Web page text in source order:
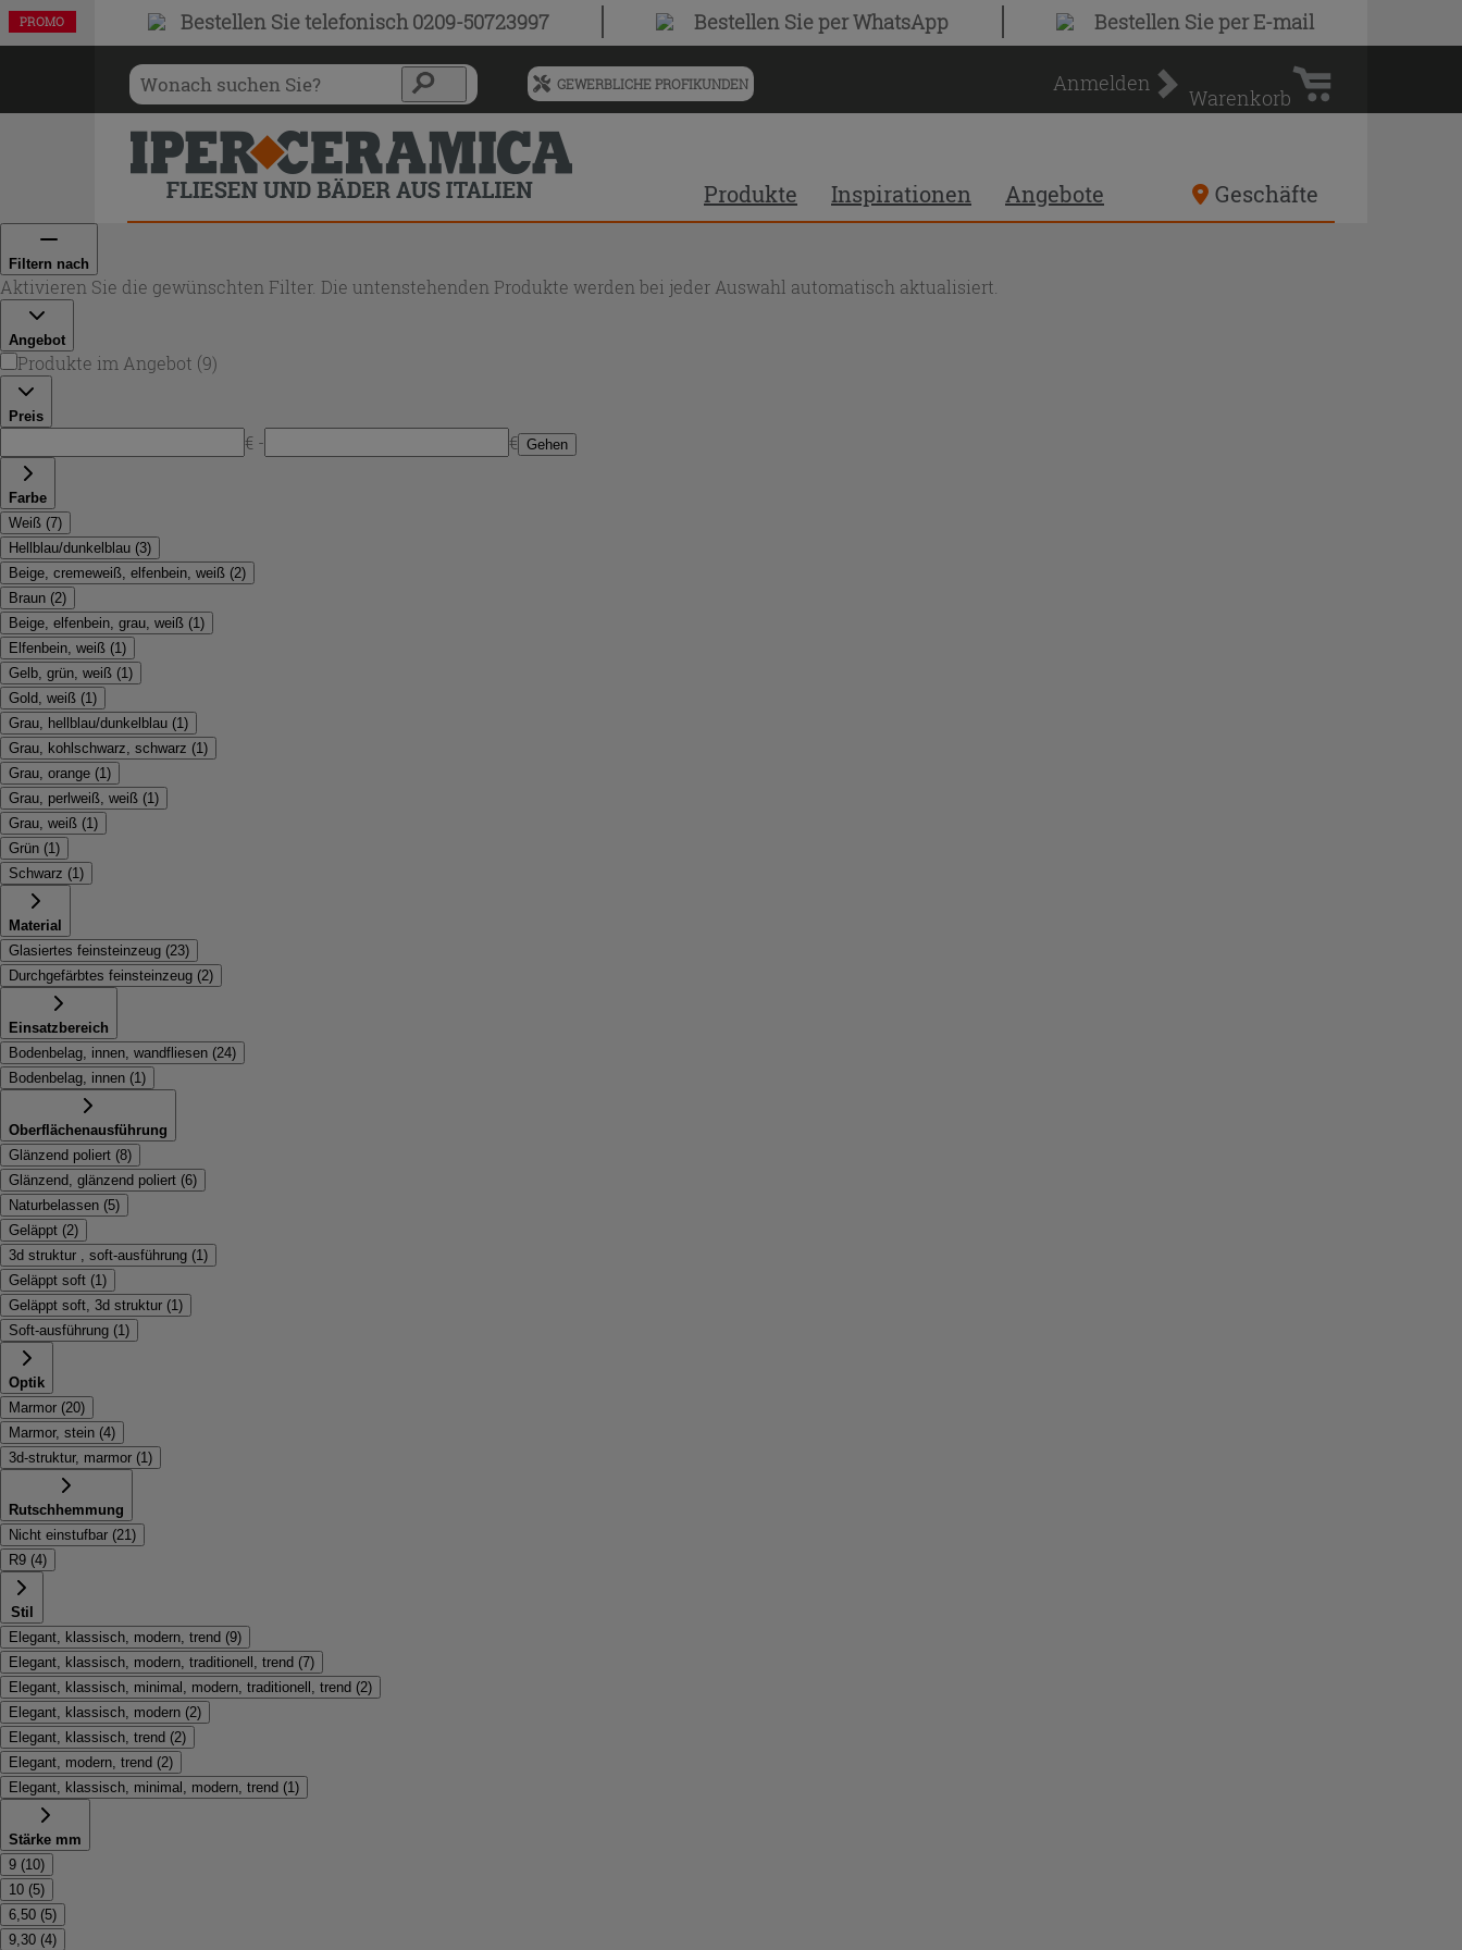
Bestellen Sietelefonisch 0209-50723997 Bestellen Sieper WhatsApp Bestellen Sieper E-mail
Menü
vorgeschlagenen
Siteinhalt
und
Suchprotokoll
GEWERBLICHE PROFIKUNDEN Anmelden
Warenkorb
Warenkorb
Produkte Inspirationen Angebote Geschäfte
Filtern nach
Aktivieren Sie die gewünschten Filter. Die untenstehenden Produkte werden bei jeder Auswahl automatisch aktualisiert.
Angebot
Produkte im Angebot (9)
Preis
€ - € Gehen
Farbe
Weiß (7)
Hellblau/dunkelblau (3)
Beige, cremeweiß, elfenbein, weiß (2)
Braun (2)
Beige, elfenbein, grau, weiß (1)
Elfenbein, weiß (1)
Gelb, grün, weiß (1)
Gold, weiß (1)
Grau, hellblau/dunkelblau (1)
Grau, kohlschwarz, schwarz (1)
Grau, orange (1)
Grau, perlweiß, weiß (1)
Grau, weiß (1)
Grün (1)
Schwarz (1)
Material
Glasiertes feinsteinzeug (23)
Durchgefärbtes feinsteinzeug (2)
Einsatzbereich
Bodenbelag, innen, wandfliesen (24)
Bodenbelag, innen (1)
Oberflächenausführung
Glänzend poliert (8)
Glänzend, glänzend poliert (6)
Naturbelassen (5)
Geläppt (2)
3d struktur , soft-ausführung (1)
Geläppt soft (1)
Geläppt soft, 3d struktur (1)
Soft-ausführung (1)
Optik
Marmor (20)
Marmor, stein (4)
3d-struktur, marmor (1)
Rutschhemmung
Nicht einstufbar (21)
R9 (4)
Stil
Elegant, klassisch, modern, trend (9)
Elegant, klassisch, modern, traditionell, trend (7)
Elegant, klassisch, minimal, modern, traditionell, trend (2)
Elegant, klassisch, modern (2)
Elegant, klassisch, trend (2)
Elegant, modern, trend (2)
Elegant, klassisch, minimal, modern, trend (1)
Stärke mm
9 (10)
10 (5)
6,50 (5)
9,30 (4)
PROMO
PROMO
PROMO
PROMO
PROMO
PROMO
PROMO
PROMO
PROMO